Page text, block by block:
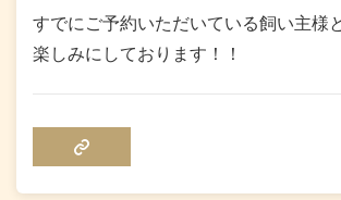
すでにご予約いただいている飼い主様
楽しみにしております！！